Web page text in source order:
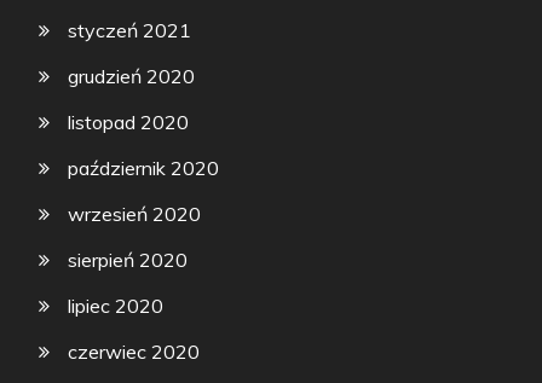
styczeń 2021
grudzień 2020
listopad 2020
październik 2020
wrzesień 2020
sierpień 2020
lipiec 2020
czerwiec 2020